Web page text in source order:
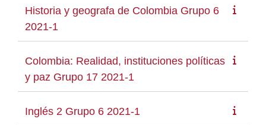
Historia y geografa de Colombia Grupo 6
2021-1
Colombia: Realidad, instituciones políticas
y paz Grupo 17 2021-1
Inglés 2 Grupo 6 2021-1